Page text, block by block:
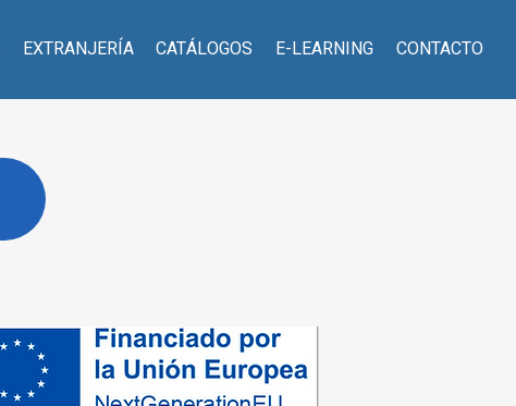
EXTRANJERÍA CATÁLOGOS E-LEARNING CONTACTO